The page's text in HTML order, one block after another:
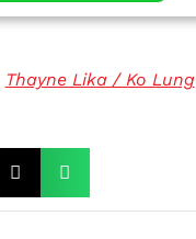
Thayne Lika / Ko Lung